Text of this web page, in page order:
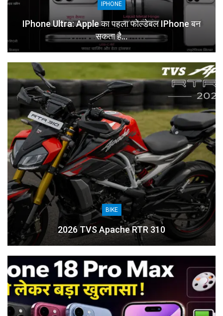
IPHONE
IPhone Ultra: Apple का पहला फोल्डेबल IPhone बन
सकता है…
BIKE
2026 TVS Apache RTR 310